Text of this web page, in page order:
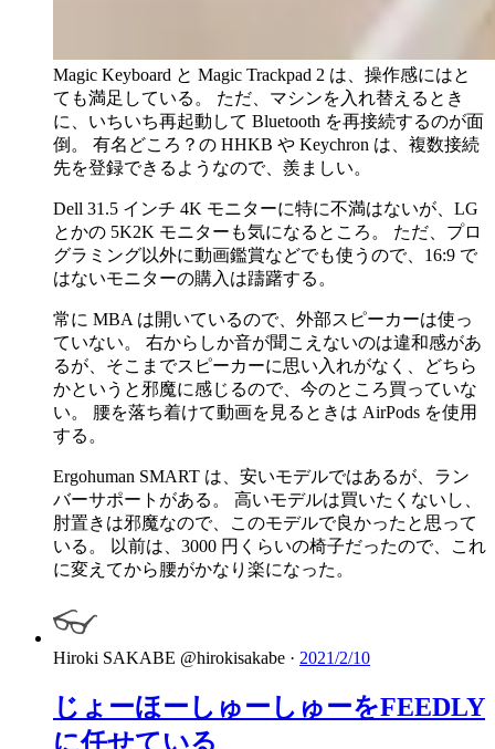
Magic Keyboard と Magic Trackpad 2 は、操作感にはと
ても満足している。 ただ、マシンを入れ替えるとき
に、いちいち再起動して Bluetooth を再接続するのが面
倒。 有名どころ？の HHKB や Keychron は、複数接続
先を登録できるようなので、羨ましい。
Dell 31.5 インチ 4K モニターに特に不満はないが、LG
とかの 5K2K モニターも気になるところ。 ただ、プロ
グラミング以外に動画鑑賞などでも使うので、16:9 で
はないモニターの購入は躊躇する。
常に MBA は開いているので、外部スピーカーは使っ
ていない。 右からしか音が聞こえないのは違和感があ
るが、そこまでスピーカーに思い入れがなく、どちら
かというと邪魔に感じるので、今のところ買っていな
い。 腰を落ち着けて動画を見るときは AirPods を使用
する。
Ergohuman SMART は、安いモデルではあるが、ラン
バーサポートがある。 高いモデルは買いたくないし、
肘置きは邪魔なので、このモデルで良かったと思って
いる。 以前は、3000 円くらいの椅子だったので、これ
に変えてから腰がかなり楽になった。
Hiroki SAKABE @hirokisakabe · 2021/2/10
じょーほーしゅーしゅーをFEEDLY
に任せている